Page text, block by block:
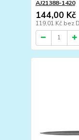
AJ21388-1420
144,00 Kč
119,01 Kč bez